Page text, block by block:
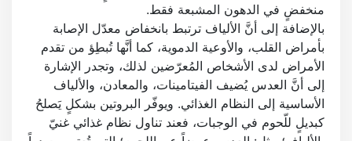
منخفضٍ في الدهون المشبعة فقط.
بالإضافة إلى أنَّ الألياف ترتبط بانخفاض معدّل الإصابة
بأمراض القلب، والأوعية الدموية، كما أنَّها تُبطِؤ من تقدم
الأمراض لدى الأشخاص المُعرّضين لذلك، وتجدر الإشارة
إلى أنَّ العدس يُضيف الفيتامينات، والمعادن، والألياف
الأساسية إلى النظام الغذائي. ويوفّر البروتين بشكلٍ يَصلحُ
كبديلٍ للّحوم في الوجبات، فعند تناول نظام غذائي غنيّ